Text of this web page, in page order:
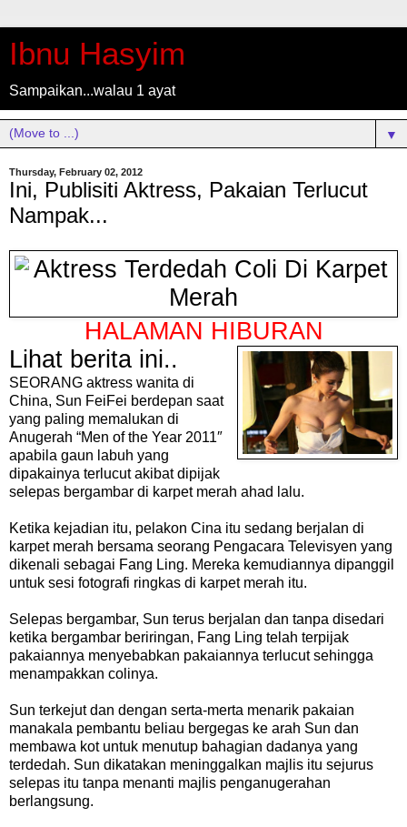
Ibnu Hasyim
Sampaikan...walau 1 ayat
▼
Thursday, February 02, 2012
Ini, Publisiti Aktress, Pakaian Terlucut
Nampak...
HALAMAN HIBURAN
Lihat berita ini..
SEORANG aktress wanita di
China, Sun FeiFei berdepan saat
yang paling memalukan di
Anugerah “Men of the Year 2011″
apabila gaun labuh yang
dipakainya terlucut akibat dipijak
selepas bergambar di karpet merah ahad lalu.
Ketika kejadian itu, pelakon Cina itu sedang berjalan di
karpet merah bersama seorang Pengacara Televisyen yang
dikenali sebagai Fang Ling. Mereka kemudiannya dipanggil
untuk sesi fotografi ringkas di karpet merah itu.
Selepas bergambar, Sun terus berjalan dan tanpa disedari
ketika bergambar beriringan, Fang Ling telah terpijak
pakaiannya menyebabkan pakaiannya terlucut sehingga
menampakkan colinya.
Sun terkejut dan dengan serta-merta menarik pakaian
manakala pembantu beliau bergegas ke arah Sun dan
membawa kot untuk menutup bahagian dadanya yang
terdedah. Sun dikatakan meninggalkan majlis itu sejurus
selepas itu tanpa menanti majlis penganugerahan
berlangsung.